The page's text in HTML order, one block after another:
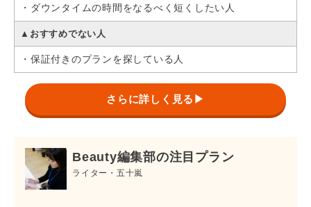
ミニ切開・部分切開 275,000円 －
目頭切開法
目尻切開法 275,000円～
*二重が取れてしまった場合の再施術
・ダウンタイムの時間をなるべく短くしたい人
▲おすすめでない人
・保証付きのプランを探している人
さらに詳しく見る▶
Beauty編集部の注目プラン
ライター・五十嵐